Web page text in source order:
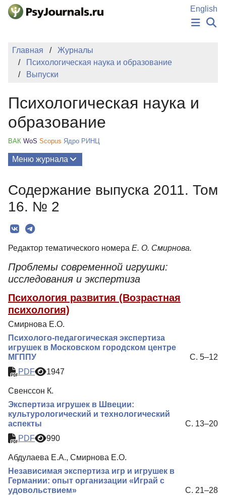
Перейти к основному содержанию
English
НОВОСТИ
ИЗДАНИЯ
АВТОРЫ
КЛЮЧЕВЫЕ СЛОВА
Главная
Журналы
Психологическая наука и образование
Выпуски
Психологическая наука и
образование
ВАК WoS Scopus Ядро РИНЦ
Меню журнала
О Журнале
Редколлегия
Редакционная политика
Индексирование
Рубрики
Препринты
Подписка
Контакты
Содержание выпуска 2011. Том
16. № 2
Редактор тематического номера Е. О. Смирнова.
Проблемы современной игрушки:
исследования и экспертиза
Психология развития (Возрастная
психология)
Смирнова Е.О.
Психолого-педагогическая экспертиза
игрушек в Московском городском центре
МГППУ
С. 5–12
PDF
1947
Свенссон К.
Экспертиза игрушек в Швеции:
культурологический и технологический
аспекты
С. 13–20
PDF
990
Абдулаева Е.А., Смирнова Е.О.
Независимая экспертиза игр и игрушек в
Германии: опыт организации «Играй с
удовольствием»
С. 21–28